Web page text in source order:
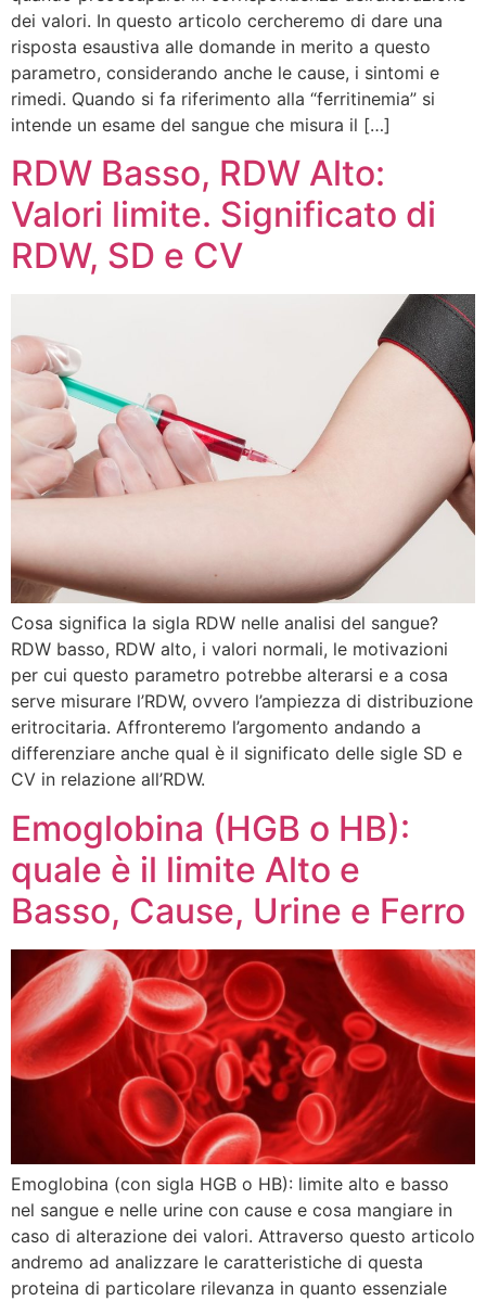
dei valori. In questo articolo cercheremo di dare una
risposta esaustiva alle domande in merito a questo
parametro, considerando anche le cause, i sintomi e
rimedi. Quando si fa riferimento alla “ferritinemia” si
intende un esame del sangue che misura il […]
RDW Basso, RDW Alto:
Valori limite. Significato di
RDW, SD e CV
Cosa significa la sigla RDW nelle analisi del sangue?
RDW basso, RDW alto, i valori normali, le motivazioni
per cui questo parametro potrebbe alterarsi e a cosa
serve misurare l’RDW, ovvero l’ampiezza di distribuzione
eritrocitaria. Affronteremo l’argomento andando a
differenziare anche qual è il significato delle sigle SD e
CV in relazione all’RDW.
Emoglobina (HGB o HB):
quale è il limite Alto e
Basso, Cause, Urine e Ferro
Emoglobina (con sigla HGB o HB): limite alto e basso
nel sangue e nelle urine con cause e cosa mangiare in
caso di alterazione dei valori. Attraverso questo articolo
andremo ad analizzare le caratteristiche di questa
proteina di particolare rilevanza in quanto essenziale